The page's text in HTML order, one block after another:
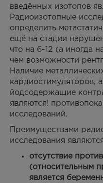
введённых изотопов
Радиоизотопные
определить
ещё на стадии
что на 6-12 (а иногда
чем возможности
Наличие
кардиостимуляторов,
йодсодержащие
являются!
исследований.
Преимуществами
исследования
отсутствие
(относительным
является